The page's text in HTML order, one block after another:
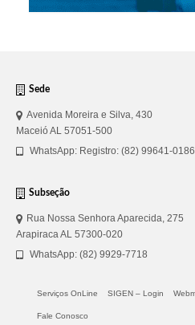
Sede
Avenida Moreira e Silva, 430
Maceió AL 57051-500
WhatsApp: Registro: (82) 99641-
Subseção
Rua Nossa Senhora Aparecida, 275
Arapiraca AL 57300-020
WhatsApp: (82) 9929-7718
Serviços OnLine SIGEN – Login
Fale Conosco